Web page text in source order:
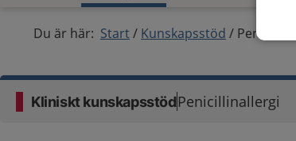
Du är här: Start Kunskapsstöd
Kliniskt kunskapsstödPenicillinallergi